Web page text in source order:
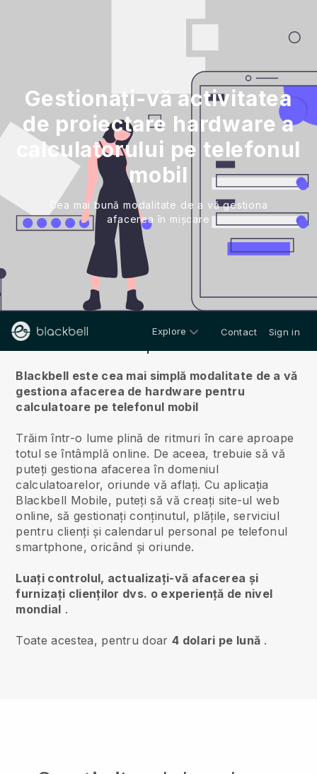
Gestionați-vă activitatea
de proiectare hardware a
calculatorului pe telefonul
mobil
Cea mai bună modalitate de a vă gestiona
afacerea în mișcare
Explore Contact Sign in
Blackbell este cea mai simplă modalitate de a vă
gestiona afacerea de hardware pentru
calculatoare pe telefonul mobil
Trăim într-o lume plină de ritmuri în care aproape
totul se întâmplă online. De aceea, trebuie să vă
puteți gestiona afacerea în domeniul
calculatoarelor, oriunde vă aflați. Cu aplicația
Blackbell Mobile, puteți să vă creați site-ul web
online, să gestionați conținutul, plățile, serviciul
pentru clienți și calendarul personal pe telefonul
smartphone, oricând și oriunde.
Luați controlul, actualizați-vă afacerea și
furnizați clienților dvs. o experiență de nivel
mondial .
Toate acestea, pentru doar4 dolari pe lună .